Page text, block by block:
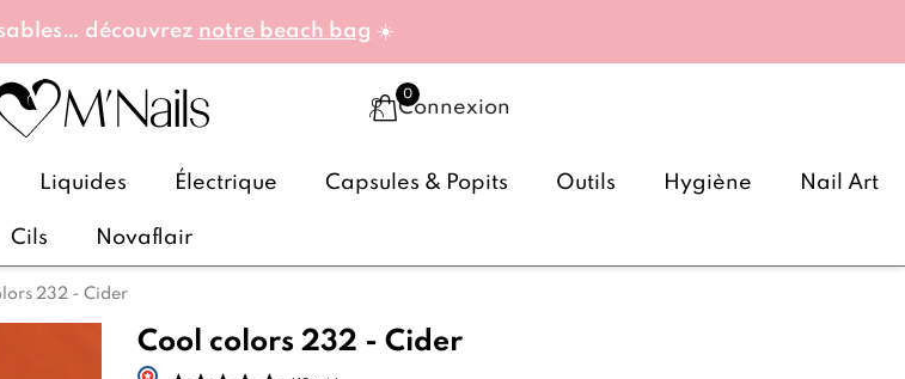
découvrez notre beach bag ☀️
Connexion
Liquides Électrique Capsules & Popits Outils Hygiène Nail Art
Cils Novaflair
232 - Cider
Cool colors 232 - Cider